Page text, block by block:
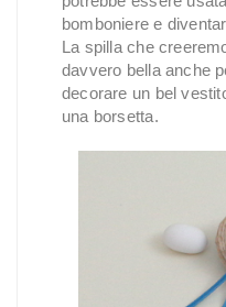
bomboniere e
La spilla che
davvero bella anche
decorare un bel
una borsetta.